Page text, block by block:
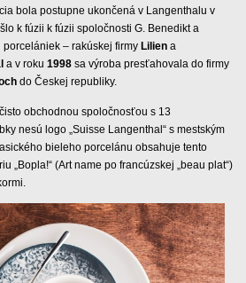
bola postupne ukončená v Langenthalu v
k fúzii k fúzii spoločnosti G. Benedikt a
– rakúskej firmy Lilien a
a v roku 1998 sa výroba presťahovala do firmy
do Českej republiky.
obchodnou spoločnosťou s 13
nesú logo „Suisse Langenthal“ s mestským
bieleho porcelánu obsahuje tento
„Bopla!“ (Art name po francúzskej „beau plat“)